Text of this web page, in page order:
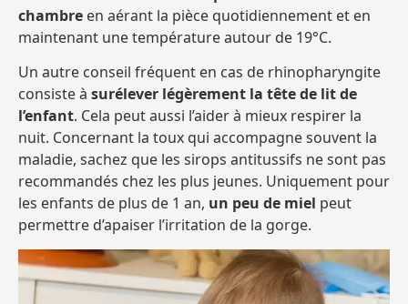
chambre en aérant la pièce quotidiennement et en
maintenant une température autour de 19°C.
Un autre conseil fréquent en cas de rhinopharyngite
consiste à surélever légèrement la tête de lit de
l’enfant. Cela peut aussi l’aider à mieux respirer la
nuit. Concernant la toux qui accompagne souvent la
maladie, sachez que les sirops antitussifs ne sont pas
recommandés chez les plus jeunes. Uniquement pour
les enfants de plus de 1 an, un peu de miel peut
permettre d’apaiser l’irritation de la gorge.